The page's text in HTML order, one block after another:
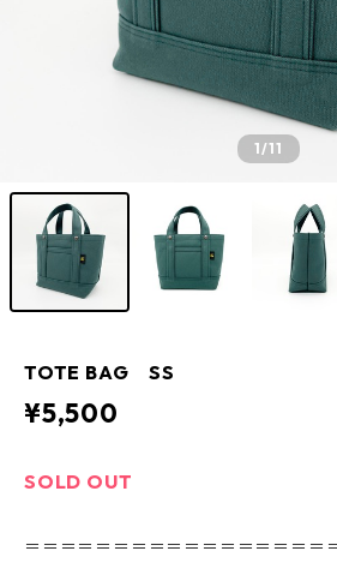
1/11
TOTE BAG SS
¥5,500
SOLD OUT
＝＝＝＝＝＝＝＝＝＝＝＝＝＝＝＝＝